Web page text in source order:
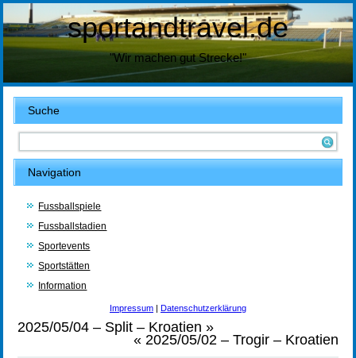
sportandtravel.de
"Wir machen gut Strecke!"
Suche
Navigation
Fussballspiele
Fussballstadien
Sportevents
Sportstätten
Information
Impressum | Datenschutzerklärung
2025/05/04 – Split – Kroatien »
« 2025/05/02 – Trogir – Kroatien